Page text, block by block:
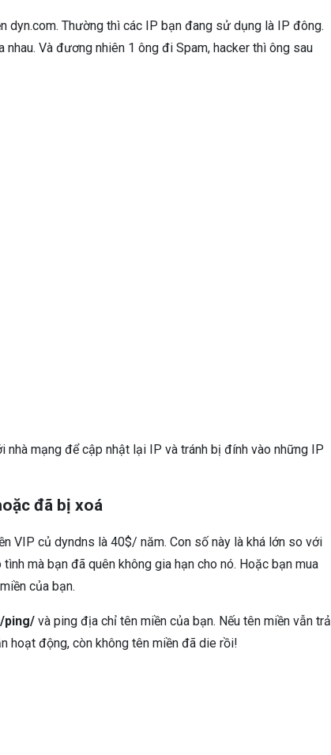
dyn.com. Thường thì các IP bạn đang sử dụng là IP đông.
Và đương nhiên 1 ông đi Spam, hacker thì ông sau
nhà mạng để cập nhật lại IP và tránh bị đính vào những IP
đã bị xoá
VIP củ dyndns là 40$/ năm. Con số này là khá lớn so với
mà bạn đã quên không gia hạn cho nó. Hoặc bạn mua
của bạn.
ping/ và ping địa chỉ tên miền của bạn. Nếu tên miền vẫn trả
hoạt động, còn không tên miền đã die rồi!